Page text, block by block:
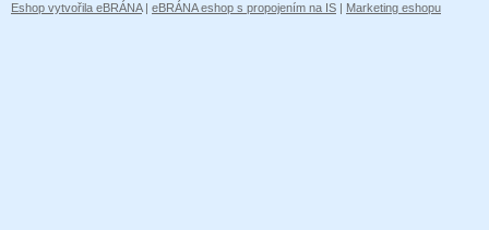
Eshop vytvořila eBRÁNA| eBRÁNA eshop s propojením na IS | Marketing eshopu